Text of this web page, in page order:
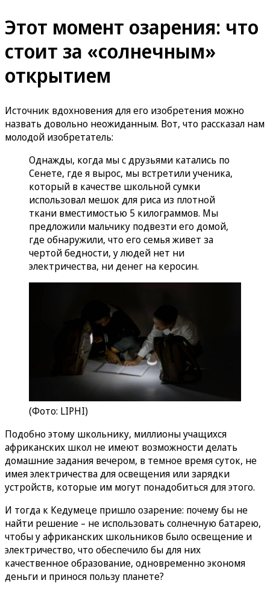
Этот момент озарения: что
стоит за «солнечным»
открытием
Источник вдохновения для его изобретения можно
назвать довольно неожиданным. Вот, что рассказал нам
молодой изобретатель:
Однажды, когда мы с друзьями катались по
Сенете, где я вырос, мы встретили ученика,
который в качестве школьной сумки
использовал мешок для риса из плотной
ткани вместимостью 5 килограммов. Мы
предложили мальчику подвезти его домой,
где обнаружили, что его семья живет за
чертой бедности, у людей нет ни
электричества, ни денег на керосин.
(Фото: LIPHI)
Подобно этому школьнику, миллионы учащихся
африканских школ не имеют возможности делать
домашние задания вечером, в темное время суток, не
имея электричества для освещения или зарядки
устройств, которые им могут понадобиться для этого.
И тогда к Кедумеце пришло озарение: почему бы не
найти решение – не использовать солнечную батарею,
чтобы у африканских школьников было освещение и
электричество, что обеспечило бы для них
качественное образование, одновременно экономя
деньги и принося пользу планете?